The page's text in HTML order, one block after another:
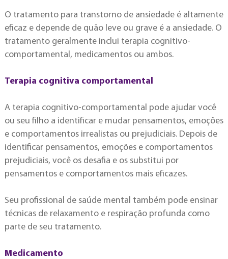
O tratamento para transtorno de ansiedade é altamente
eficaz e depende de quão leve ou grave é a ansiedade. O
tratamento geralmente inclui terapia cognitivo-
comportamental, medicamentos ou ambos.
Terapia cognitiva comportamental
A terapia cognitivo-comportamental pode ajudar você
ou seu filho a identificar e mudar pensamentos, emoções
e comportamentos irrealistas ou prejudiciais. Depois de
identificar pensamentos, emoções e comportamentos
prejudiciais, você os desafia e os substitui por
pensamentos e comportamentos mais eficazes.
Seu profissional de saúde mental também pode ensinar
técnicas de relaxamento e respiração profunda como
parte de seu tratamento.
Medicamento